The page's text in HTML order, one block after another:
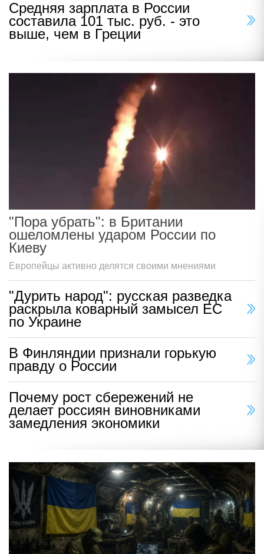
Средняя зарплата в России
составила 101 тыс. руб. - это
выше, чем в Греции
"Пора убрать": в Британии
ошеломлены ударом России по
Киеву
Европейцы активно делятся своими мнениями
"Дурить народ": русская разведка
раскрыла коварный замысел ЕС
по Украине
В Финляндии признали горькую
правду о России
Почему рост сбережений не
делает россиян виновниками
замедления экономики